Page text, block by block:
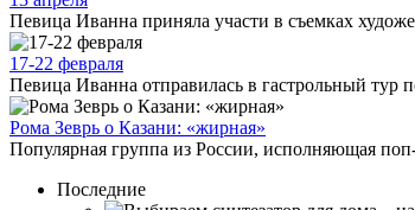
Певица Иванна приняла участи в съемках
17-22 февраля
Певица Иванна отправилась в гастрольный тур
Рома Зеврь о Казани: «жирная»
Популярная группа из России, исполняющая
Последние